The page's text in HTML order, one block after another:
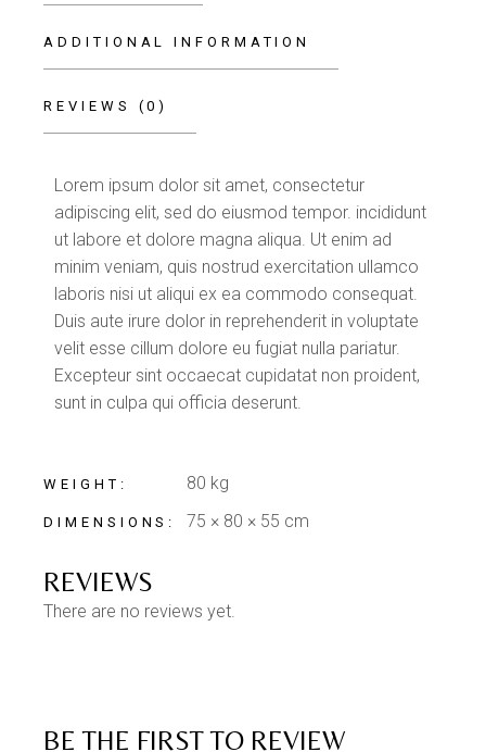
ADDITIONAL INFORMATION
REVIEWS (0)
Lorem ipsum dolor sit amet, consectetur
adipiscing elit, sed do eiusmod tempor. incididunt
ut labore et dolore magna aliqua. Ut enim ad
minim veniam, quis nostrud exercitation ullamco
laboris nisi ut aliqui ex ea commodo consequat.
Duis aute irure dolor in reprehenderit in voluptate
velit esse cillum dolore eu fugiat nulla pariatur.
Excepteur sint occaecat cupidatat non proident,
sunt in culpa qui officia deserunt.
WEIGHT 80 kg
DIMENSIONS 75 × 80 × 55 cm
REVIEWS
There are no reviews yet.
BE THE FIRST TO REVIEW